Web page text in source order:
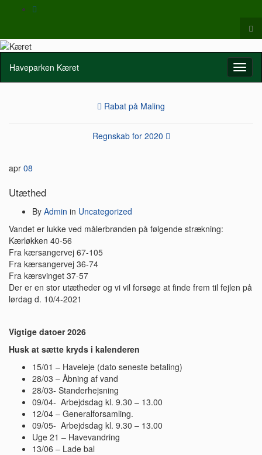
Search
Haveparken Kæret
Rabat på Maling
Regnskab for 2020
apr 08
Utæthed
By Admin in Uncategorized
Vandet er lukke ved målerbrønden på følgende strækning:
Kærløkken 40-56
Fra kærsangervej 67-105
Fra kærsangervej 36-74
Fra kærsvinget 37-57
Der er en stor utætheder og vi vil forsøge at finde frem til fejlen på
lørdag d. 10/4-2021
Vigtige datoer 2026
Husk at sætte kryds i kalenderen
15/01 – Haveleje (dato seneste betaling)
28/03 – Åbning af vand
28/03- Standerhejsning
09/04- Arbejdsdag kl. 9.30 – 13.00
12/04 – Generalforsamling.
09/05- Arbejdsdag kl. 9.30 – 13.00
Uge 21 – Havevandring
13/06 – Lade bal